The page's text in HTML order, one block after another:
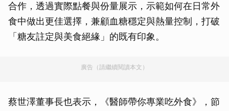
合作，透過實際點餐與份量展示，示範如何在日常外
食中做出更佳選擇，兼顧血糖穩定與熱量控制，打破
「糖友註定與美食絕緣」的既有印象。
廣告（請繼續閱讀本文）
蔡世澤董事長也表示，《醫師帶你專業吃外食》，節